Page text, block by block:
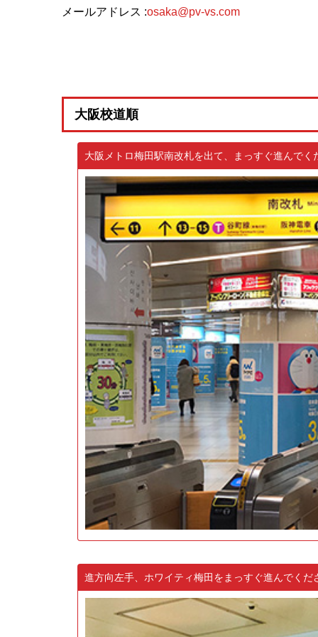
メールアドレス :osaka@pv-vs.com
大阪校道順
大阪メトロ梅田駅南改札を出て、まっすぐ進んでく
進方向左手、ホワイティ梅田をまっすぐ進んでくだ